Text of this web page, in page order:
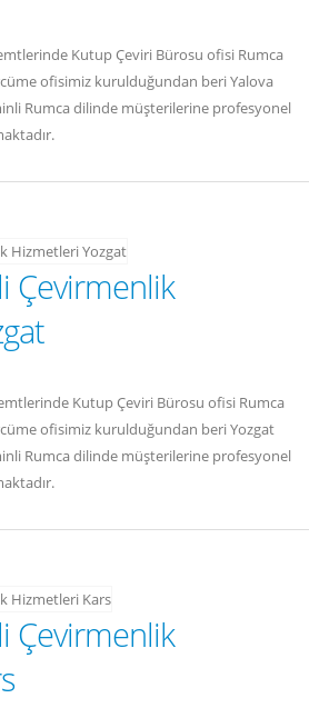
Kutup Çeviri Bürosu ofisi Rumca
ofisimiz kurulduğundan beri Yalova
Rumca dilinde müşterilerine profesyonel
Çevirmenlik
Kutup Çeviri Bürosu ofisi Rumca
ofisimiz kurulduğundan beri Yozgat
Rumca dilinde müşterilerine profesyonel
Çevirmenlik